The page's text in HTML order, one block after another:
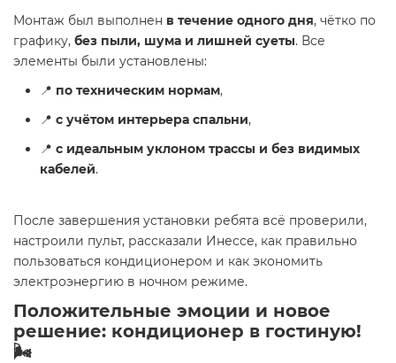
Монтаж был выполнен в течение одного дня, чётко по
графику, без пыли, шума и лишней суеты. Все
элементы были установлены:
📍 по техническим нормам,
📍 с учётом интерьера спальни,
📍 с идеальным уклоном трассы и без видимых
кабелей.
После завершения установки ребята всё проверили,
настроили пульт, рассказали Инессе, как правильно
пользоваться кондиционером и как экономить
электроэнергию в ночном режиме.
Положительные эмоции и новое
решение: кондиционер в гостиную!
🌬️